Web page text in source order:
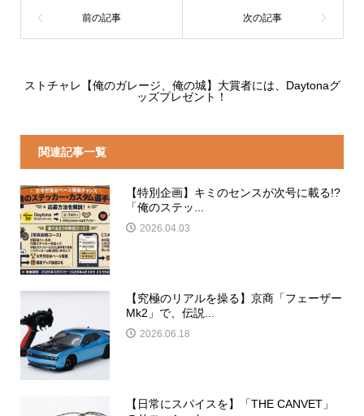
ストチャレ【俺のガレージ、俺の城】大賞者には、Daytonaグ
ッズプレゼント！
関連記事一覧
【特別企画】キミのセンスが次号に載る!?
「俺のステッ...
2026.04.03
【究極のリアルを操る】京商「フェーザー
Mk2」で、伝説...
2026.06.18
【日常にスパイスを】「THE CANVET」